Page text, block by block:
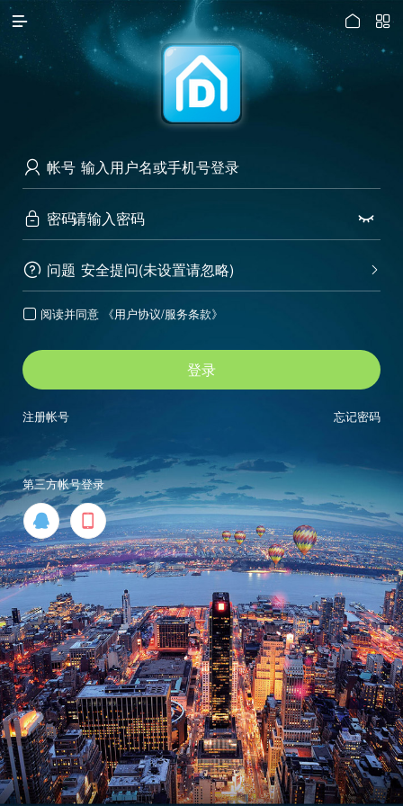
访问电脑版
 

 帐号
 密码 
 问题 
安全提问(未设置请忽略)
 阅读并同意 《用户协议/服务条款》
登录
忘记密码
注册帐号
第三方帐号登录
 